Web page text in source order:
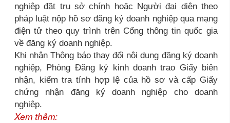
nghiệp đặt trụ sở chính hoặc Người đại diện theo
pháp luật nộp hồ sơ đăng ký doanh nghiệp qua mạng
điện tử theo quy trình trên Cổng thông tin quốc gia
về đăng ký doanh nghiệp.
Khi nhận Thông báo thay đổi nội dung đăng ký doanh
nghiệp, Phòng Đăng ký kinh doanh trao Giấy biên
nhận, kiểm tra tính hợp lệ của hồ sơ và cấp Giấy
chứng nhận đăng ký doanh nghiệp cho doanh
nghiệp.
Xem thêm: